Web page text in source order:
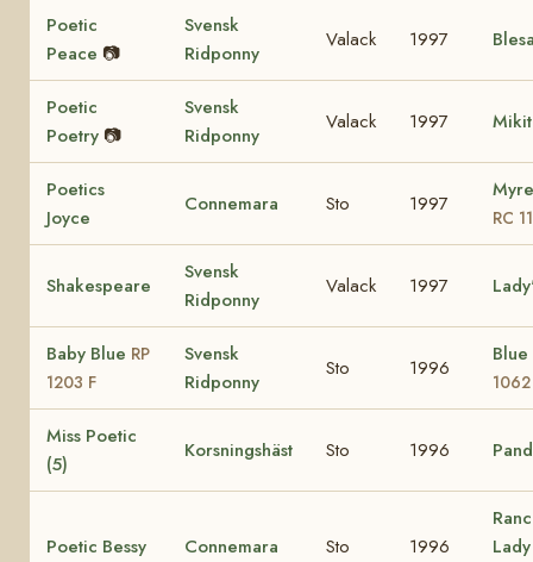
Poetic
Peace 📷
Svensk
Ridponny
Valack 1997
Poetic
Poetry 📷
Svensk
Ridponny
Valack 1997
Poetics
Joyce
Connemara Sto 1997
RC
Shakespeare
Svensk
Ridponny
Valack 1997
Baby Blue RP
1203 F
Svensk
Ridponny
Sto 1996
1062
Miss Poetic
(5)
Korsningshäst Sto 1996
Poetic Bessy Connemara Sto 1996